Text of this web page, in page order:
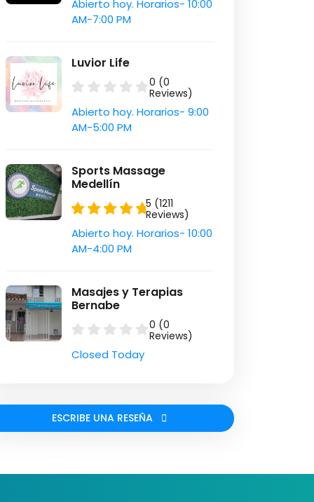
Abierto hoy. Horarios- 10:00
AM-7:00 PM
Luvior Life
0 (0
Reviews)
Abierto hoy. Horarios- 9:00
AM-5:00 PM
Sports Massage
Medellín
5 (1211
Reviews)
Abierto hoy. Horarios- 10:00
AM-4:00 PM
Masajes y Terapias
Bernabe
0 (0
Reviews)
Closed Today
ESCRIBE UNA RESEÑA